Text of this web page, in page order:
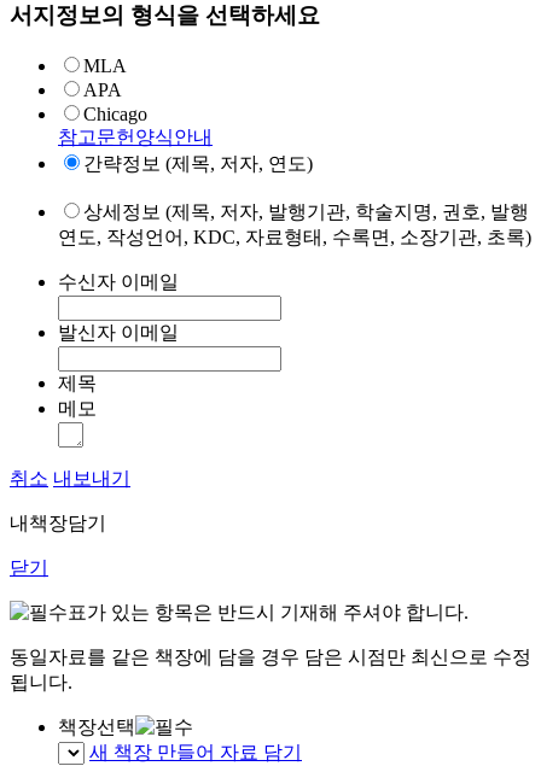
서지정보의 형식을 선택하세요
MLA
APA
Chicago
참고문헌양식안내
간략정보 (제목, 저자, 연도)
상세정보 (제목, 저자, 발행기관, 학술지명, 권호, 발행
연도, 작성언어, KDC, 자료형태, 수록면, 소장기관, 초록)
수신자 이메일
발신자 이메일
제목
메모
취소 내보내기
내책장담기
닫기
표가 있는 항목은 반드시 기재해 주셔야 합니다.
동일자료를 같은 책장에 담을 경우 담은 시점만 최신으로 수정
됩니다.
책장선택
새 책장 만들어 자료 담기